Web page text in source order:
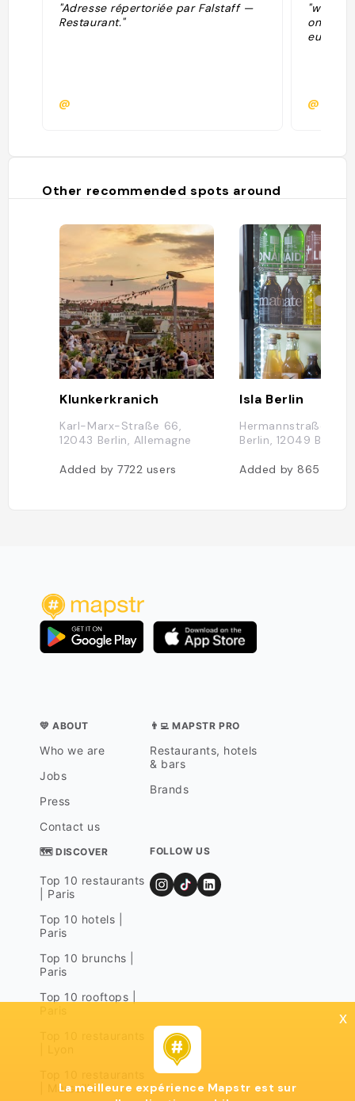
"Adresse répertoriée par Falstaff —
Restaurant."
@
"weekly
on
euros"
@
Other recommended spots around
Klunkerkranich
Karl-Marx-Straße 66,
12043 Berlin, Allemagne
Added by7722 users
Isla Berlin
Hermannstraße
Berlin, 12049 Berlin
Added by865
💛 ABOUT
Who we are
Jobs
Press
Contact us
👨‍💻 MAPSTR PRO
Restaurants, hotels
& bars
Brands
🗺 DISCOVER
Top 10 restaurants
| Paris
Top 10 hotels |
Paris
Top 10 brunchs |
Paris
Top 10 rooftops |
| Marseille
FOLLOW US
x
La meilleure expérience Mapstr est sur